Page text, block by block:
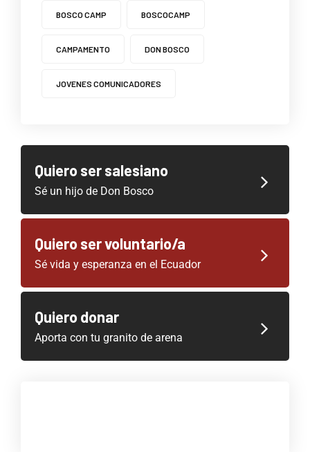
BOSCO CAMP BOSCOCAMP
CAMPAMENTO DON BOSCO
JOVENES COMUNICADORES
Quiero ser salesiano
Sé un hijo de Don Bosco
Quiero ser voluntario/a
Sé vida y esperanza en el Ecuador
Quiero donar
Aporta con tu granito de arena